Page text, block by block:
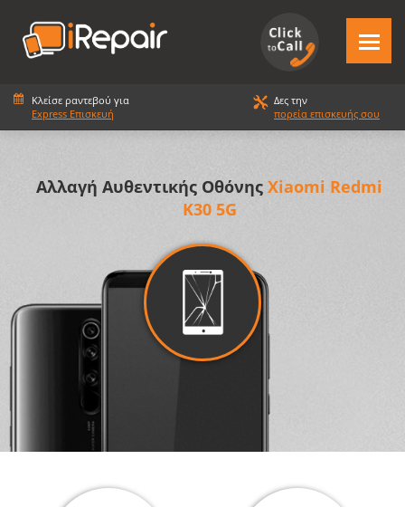
Κλείσε ραντεβού για
Express Επισκευή
Δες την
πορεία επισκευής σου
Αλλαγή Αυθεντικής Οθόνης Xiaomi Redmi
K30 5G